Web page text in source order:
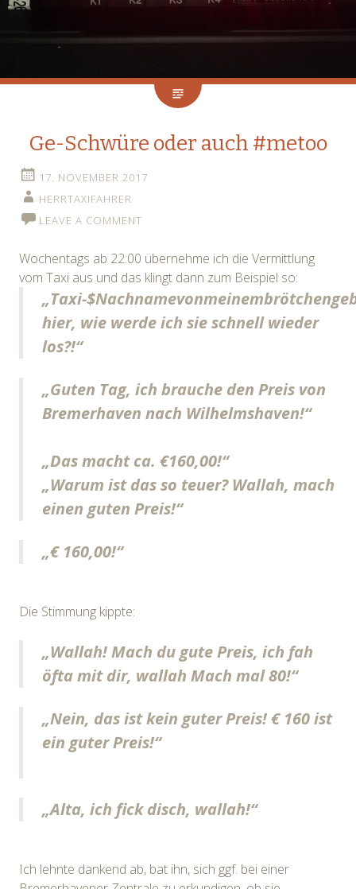
Ge-Schwüre oder auch #metoo
17. NOVEMBER 2017
HERRTAXIFAHRER
LEAVE A COMMENT
Wochentags ab 22:00 übernehme ich die Vermittlung
vom Taxi aus und das klingt dann zum Beispiel so:
„Taxi-
hier, wie werde ich sie schnell wieder
los?!“
„Guten Tag, ich brauche den Preis von
Bremerhaven nach Wilhelmshaven!“
„Das macht ca. €160,00!“
„Warum ist das so teuer? Wallah, mach
einen guten Preis!“
„€ 160,00!“
Die Stimmung kippte:
„Wallah! Mach du gute Preis, ich fah
öfta mit dir, wallah Mach mal 80!“
„Nein, das ist kein guter Preis! € 160 ist
ein guter Preis!“
„Alta, ich fick disch, wallah!“
Ich lehnte dankend ab, bat ihn, sich ggf. bei einer